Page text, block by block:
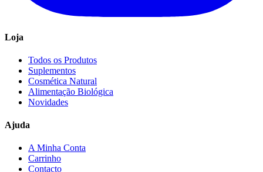
Loja
Todos os Produtos
Suplementos
Cosmética Natural
Alimentação Biológica
Novidades
Ajuda
A Minha Conta
Carrinho
Contacto